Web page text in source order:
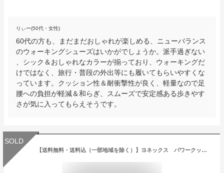
りぃー(50代・女性)
60代の方も、まだまだおしゃれが楽しめる、ニューバランス
のウォーキングシューズはいかがでしょうか。派手過ぎない
、シック＆おしゃれなカラーが揃っており、ウォーキングだ
けではなく、旅行・普段の外出等にも履いてもらいやすくな
っています。クッション性＆耐衝撃性が良く、軽量なので足
腰への負担が軽減＆和らぎ、スムーズで安定感ある歩きやす
さが気に入ってもらえそうです。
SOLD
【送料無料・送料込（一部地域を除く）】ヨネックス パワークッション カジュアルウォーク YONEX LC30 5カラー レディース・婦人・ウォーキング